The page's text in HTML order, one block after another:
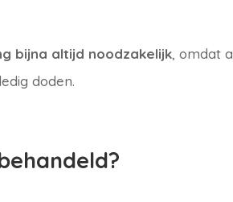
bijna altijd noodzakelijk, omdat
doden.